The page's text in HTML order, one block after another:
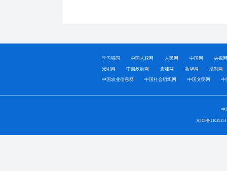
学习强国 中国人权网 人民网 中国网 央视
光明网 中国政府网 党建网 新华网 法制网
中国农业信息网 中国社会组织网 中国文明网 中
中
京ICP备